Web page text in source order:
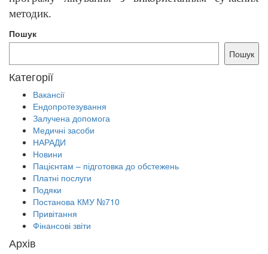
методик.
Пошук
Пошук
Категорії
Вакансії
Ендопротезування
Залучена допомога
Медичні засоби
НАРАДИ
Новини
Пацієнтам – підготовка до обстежень
Платні послуги
Подяки
Постанова КМУ №710
Привітання
Фінансові звіти
Архів